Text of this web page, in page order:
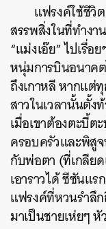
แฟรงค์ใช้ชี
สรรพสิ่งในที่ทำง
“แม่งเอ๊ย” ไปเรื่อ
หนุ่มการบินอนาคต
ถึงเกาหลี หากแต่
สาวในเวลานั้นตั้
เมื่อเขาต้องตะบี้ต
ครอบครัวและพิสู
กับพ่อตา (ที่เกลียด
เอาราวได้ ซีซันแ
แฟรงค์ที่หวนรำลึ
มาเป็นชายเห่ยๆ